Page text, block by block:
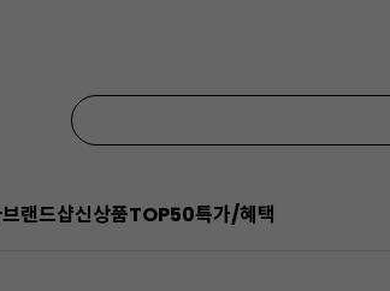
브랜드샵신상품TOP50특가/혜택